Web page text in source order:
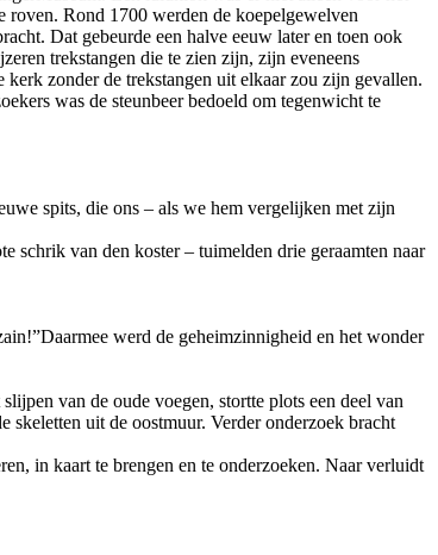
Rond 1700 werden de koepelgewelven
Dat gebeurde een halve eeuw later en toen ook
trekstangen die te zien zijn, zijn eveneens
zonder de trekstangen uit elkaar zou zijn gevallen.
was de steunbeer bedoeld om tegenwicht te
spits, die ons – als we hem vergelijken met zijn
schrik van den koster – tuimelden drie geraamten naar
werd de geheimzinnigheid en het wonder
van de oude voegen, stortte plots een deel van
skeletten uit de oostmuur. Verder onderzoek bracht
in kaart te brengen en te onderzoeken. Naar verluidt